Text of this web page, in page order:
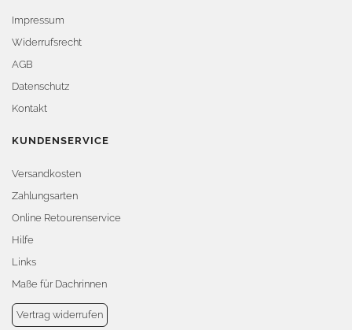
Impressum
Widerrufsrecht
AGB
Datenschutz
Kontakt
KUNDENSERVICE
Versandkosten
Zahlungsarten
Online Retourenservice
Hilfe
Links
Maße für Dachrinnen
Vertrag widerrufen